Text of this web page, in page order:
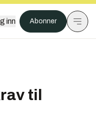
inn Abonner
til